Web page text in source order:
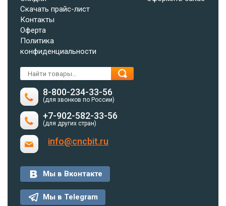
Скачать прайс-лист
Контакты
Оферта
Политика
конфиденциальности
8-800-234-33-56
(для звонков по России)
+7-902-582-33-56
(для других стран)
info@cncbit.ru
Мы в Вконтакте
Мы в Telegram